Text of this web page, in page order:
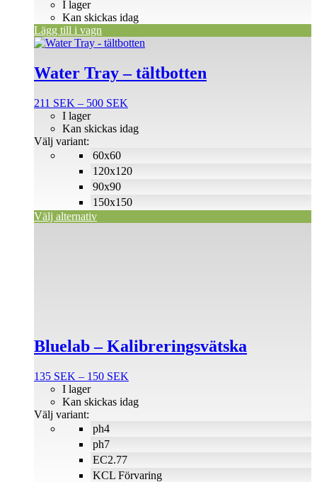
I lager
Kan skickas idag
Lägg till i vagn
Water Tray – tältbotten
211 SEK – 500 SEK
till
60x60
120x120
90x90
150x150
I lager
Kan skickas idag
Välj variant:
Välj alternativ
Den
produkten
har
varianter.
olika
alternativen
Bluelab – Kalibreringsvätska
135 SEK – 150 SEK
till
ph4
ph7
EC2.77
KCL Förvaring
I lager
Kan skickas idag
Välj variant:
kan
väljas
produktsidan